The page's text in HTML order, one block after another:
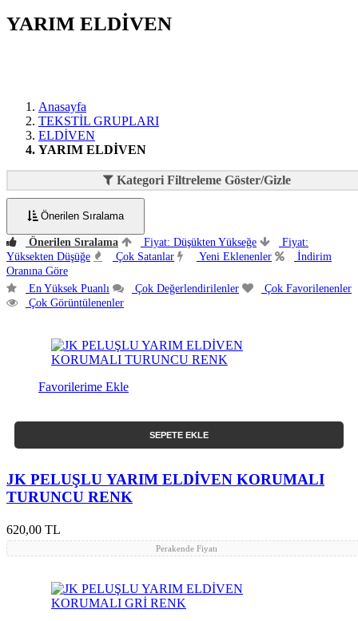
YARIM ELDİVEN
Anasayfa
TEKSTİL GRUPLARI
ELDİVEN
YARIM ELDİVEN
Kategori Filtreleme Göster/Gizle
Önerilen Sıralama
Önerilen Sıralama Fiyat: Düşükten Yükseğe
Fiyat:
Yüksekten Düşüğe
Çok Satanlar Yeni Eklenenler
İndirim
Oranına Göre
En Yüksek Puanlı
Çok Değerlendirilenler
Çok Favorilenenler
Çok Görüntülenenler
Favorilerime Ekle
SEPETE EKLE
JK PELUŞLU YARIM ELDİVEN KORUMALI
TURUNCU RENK
620,00 TL
Perakende Fiyatı